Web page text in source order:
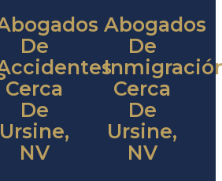
De
Cerca
De
Ursine,
NV
Abogados
De
Cerca
De
Ursine,
NV